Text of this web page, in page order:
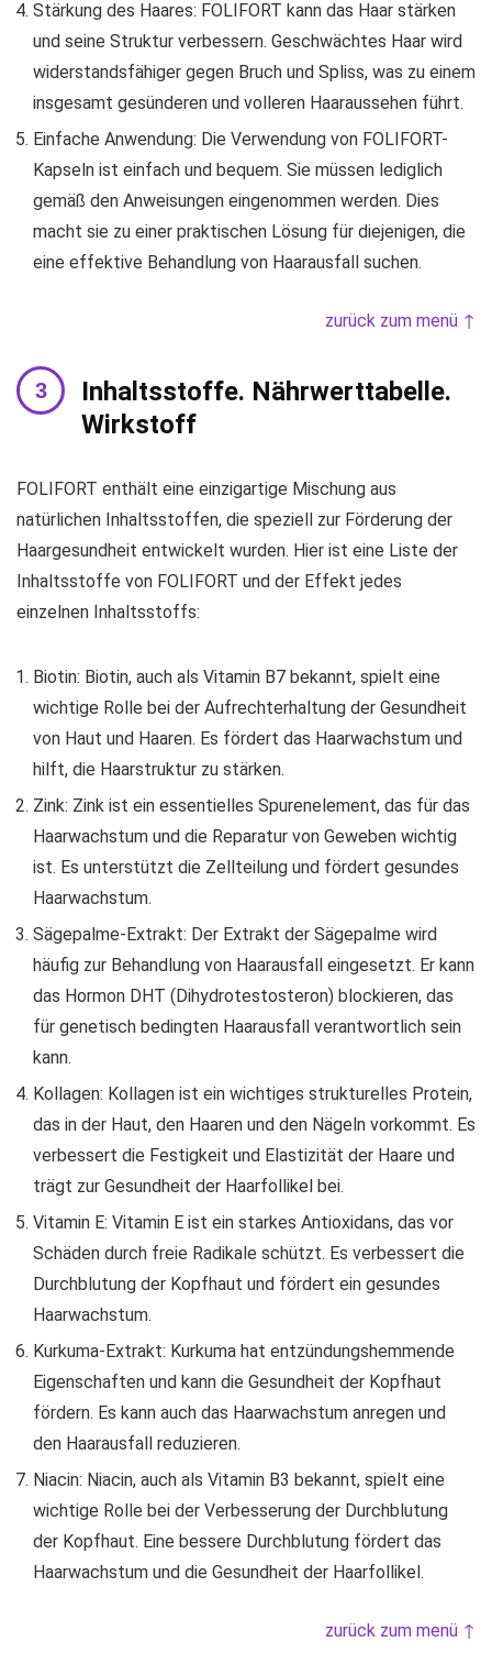
Stärkung des Haares: FOLIFORT kann das Haar stärken
und seine Struktur verbessern. Geschwächtes Haar wird
widerstandsfähiger gegen Bruch und Spliss, was zu einem
insgesamt gesünderen und volleren Haaraussehen führt.
Einfache Anwendung: Die Verwendung von FOLIFORT-
Kapseln ist einfach und bequem. Sie müssen lediglich
gemäß den Anweisungen eingenommen werden. Dies
macht sie zu einer praktischen Lösung für diejenigen, die
eine effektive Behandlung von Haarausfall suchen.
zurück zum menü ↑
Inhaltsstoffe. Nährwerttabelle.
Wirkstoff
FOLIFORT enthält eine einzigartige Mischung aus
natürlichen Inhaltsstoffen, die speziell zur Förderung der
Haargesundheit entwickelt wurden. Hier ist eine Liste der
Inhaltsstoffe von FOLIFORT und der Effekt jedes
einzelnen Inhaltsstoffs:
Biotin: Biotin, auch als Vitamin B7 bekannt, spielt eine
wichtige Rolle bei der Aufrechterhaltung der Gesundheit
von Haut und Haaren. Es fördert das Haarwachstum und
hilft, die Haarstruktur zu stärken.
Zink: Zink ist ein essentielles Spurenelement, das für das
Haarwachstum und die Reparatur von Geweben wichtig
ist. Es unterstützt die Zellteilung und fördert gesundes
Haarwachstum.
Sägepalme-Extrakt: Der Extrakt der Sägepalme wird
häufig zur Behandlung von Haarausfall eingesetzt. Er kann
das Hormon DHT (Dihydrotestosteron) blockieren, das
für genetisch bedingten Haarausfall verantwortlich sein
kann.
Kollagen: Kollagen ist ein wichtiges strukturelles Protein,
das in der Haut, den Haaren und den Nägeln vorkommt. Es
verbessert die Festigkeit und Elastizität der Haare und
trägt zur Gesundheit der Haarfollikel bei.
Vitamin E: Vitamin E ist ein starkes Antioxidans, das vor
Schäden durch freie Radikale schützt. Es verbessert die
Durchblutung der Kopfhaut und fördert ein gesundes
Haarwachstum.
Kurkuma-Extrakt: Kurkuma hat entzündungshemmende
Eigenschaften und kann die Gesundheit der Kopfhaut
fördern. Es kann auch das Haarwachstum anregen und
den Haarausfall reduzieren.
Niacin: Niacin, auch als Vitamin B3 bekannt, spielt eine
wichtige Rolle bei der Verbesserung der Durchblutung
der Kopfhaut. Eine bessere Durchblutung fördert das
Haarwachstum und die Gesundheit der Haarfollikel.
zurück zum menü ↑